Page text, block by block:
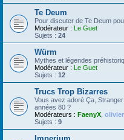
Te Deum
Pour discuter de Te Deum
Modérateur : Le Guet
Sujets : 24
Würm
Mythes et légendes
Modérateur : Le Guet
Sujets : 12
Trucs Trop Bizarres
Vous avez adoré Ça,
années 80 ?
Modérateurs : FaenyX
Sujets : 9